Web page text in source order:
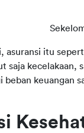
asuransi itu
saja kecelakaan,
beban keuangan